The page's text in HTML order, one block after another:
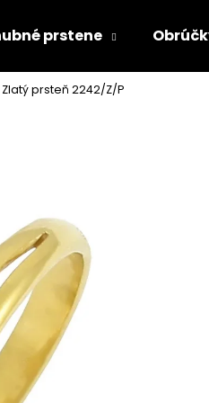
prstene
Zlatý prsteň 2242/Z/P
Čo potrebujete
Odporúčame